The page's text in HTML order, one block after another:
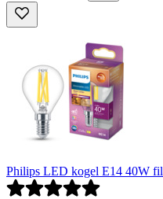
Philips LED kogel E14 40W